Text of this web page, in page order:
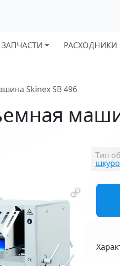
ЗАПЧАСТИ РАСХОДНИКИ
Skinex SB 496
Тип